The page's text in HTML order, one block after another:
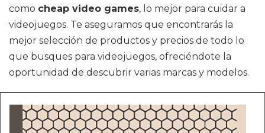
como cheap video games, lo mejor para cuidar a
videojuegos. Te aseguramos que encontrarás la
mejor selección de productos y precios de todo lo
que busques para videojuegos, ofreciéndote la
oportunidad de descubrir varias marcas y modelos.